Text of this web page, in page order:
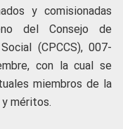
y comisionadas
del Consejo de
(CPCCS), 007-
con la cual se
miembros de la
méritos.